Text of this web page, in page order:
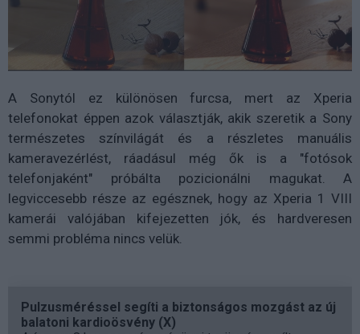
A Sonytól ez különösen furcsa, mert az Xperia
telefonokat éppen azok választják, akik szeretik a Sony
természetes színvilágát és a részletes manuális
kameravezérlést, ráadásul még ők is a "fotósok
telefonjaként" próbálta pozicionálni magukat. A
legviccesebb része az egésznek, hogy az Xperia 1 VIII
kamerái valójában kifejezetten jók, és hardveresen
semmi probléma nincs velük.
Pulzusméréssel segíti a biztonságos mozgást az új
balatoni kardioösvény (X)